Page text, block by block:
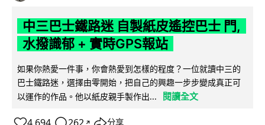
中三巴士鐵路迷 自製紙皮遙控巴士 門,
水撥識郁 + 實時GPS報站
如果你熱愛一件事，你會熱愛到怎樣的程度？一位就讀中三的
巴士鐵路迷，選擇由零開始，把自己的興趣一步步變成真正可
以運作的作品。他以紙皮親手製作出...
閱讀全文
↗ 分享